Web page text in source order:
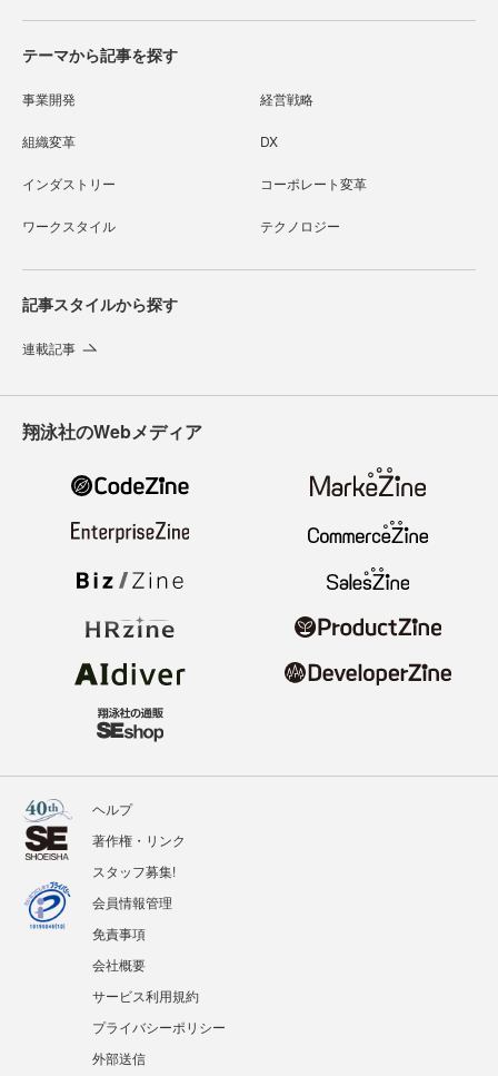
テーマから記事を探す
事業開発 経営戦略
組織変革 DX
インダストリー コーポレート変革
ワークスタイル テクノロジー
記事スタイルから探す
連載記事
翔泳社のWebメディア
ヘルプ
著作権・リンク
スタッフ募集!
会員情報管理
免責事項
会社概要
サービス利用規約
プライバシーポリシー
外部送信